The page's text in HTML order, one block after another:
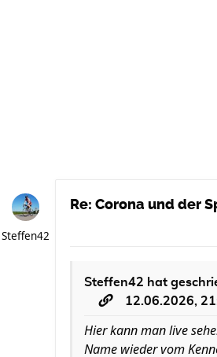
Steffen42
Re: Corona und der
Steffen42 hat
12.06.2026,
Hier kann man live
Name wieder vom